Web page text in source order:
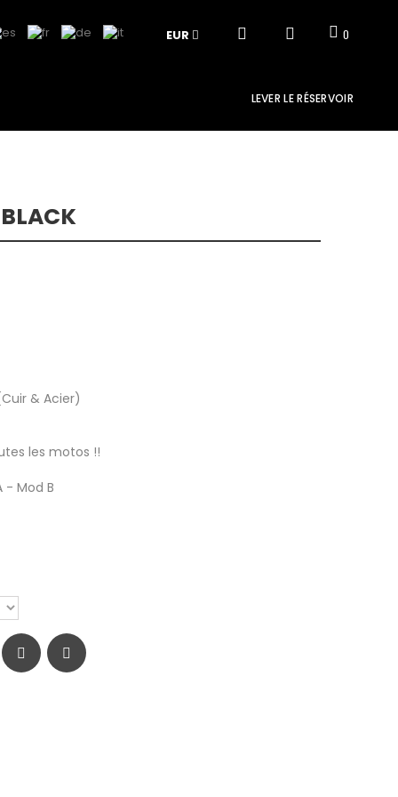
EUR 0
LEVER LE RÉSERVOIR
& Acier)
les motos !!
- Mod B